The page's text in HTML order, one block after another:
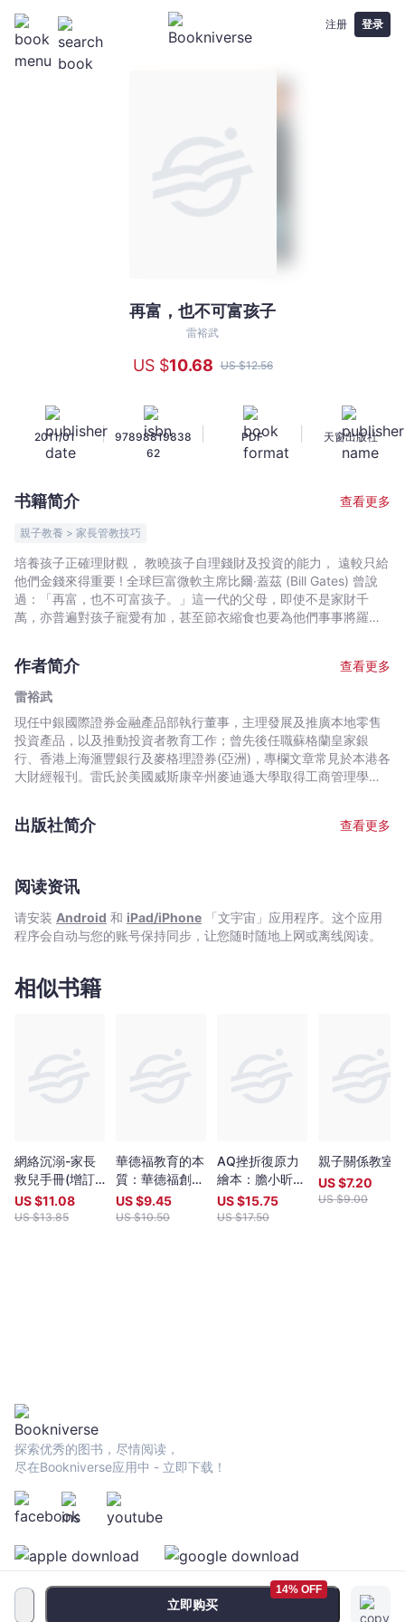
注册 登录
雷
裕
-
文
宇
｜
再富，也不可富孩子
雷裕武
US $10.68 US $12.56
2011/01 |
97898819838
62
PDF 天窗出版社
书籍简介 查看更多
親子教養 > 家長管教技巧
培養孩子正確理財觀， 教曉孩子自理錢財及投資的能力， 遠較只給
他們金錢來得重要 ! 全球巨富微軟主席比爾‧蓋茲 (Bill Gates) 曾說
過：「再富，也不可富孩子。」這一代的父母，即使不是家財千
萬，亦普遍對孩子寵愛有加，甚至節衣縮食也要為他們事事將羅，
長做「伸手黨」。 惟在物質豐裕的大環境下， 只講「儲蓄」、「節
儉」早已不合事宜，新世代父母亦無謂刻意營造「窮生活」，反應
與時並進，提高孩子對金錢的敏感度。而《再富，也不可富孩子》
就是新世代家長必讀的親子理財入門書。 《再富，也不可富孩子》
作者雷裕武為資深財金專家，亦為人父及教會領袖，此書正結合其
個人經驗和豐富財經知識。作者先正視「港孩」金錢觀的三大缺
失、「夾心父母」的困境，以及「影子父母」的理財盲點，娓娓道
母如何教曉孩子自理零用錢，自訂消費模式，更提出以「配對基
金」鼓勵孩子儲蓄及學習投資。本書配以親子理財遊戲和參考書籍
作者简介
查看更多
雷裕武
現任中銀國際證券金融產品部執行董事，主理發展及推廣本地零售
投資產品，以及推動投資者教育工作；曾先後任職蘇格蘭皇家銀
行、香港上海滙豐銀行及麥格理證券(亞洲)，專欄文章常見於本港各
大財經報刊。雷氏於美國威斯康辛州麥迪遜大學取得工商管理學學
入教會工作，特別是青少年服務。近年，他專注探討親子理財及建
往曾擔任香港公開大學《一人一大學》課程的兼任講師，負責理財
出版社简介 查看更多
阅读资讯
请安装 Android 和 iPad/iPhone 「文宇宙」应用程序。这个应用
程序会自动与您的账号保持同步，让您随时随地上网或离线阅读。
相似书籍
網絡沉溺-家長
救兒手冊(增訂
版)
US $11.08
US $13.85
華德福教育的本
質：華德福創始
人Steiner暢談
「身心靈全人教
US $9.45
US $10.50
AQ挫折復原力
繪本：膽小昕只
是很小心
US $15.75
US $17.50
親子關係教室
US $7.20
US $9.00
立即购买
14% OFF
探索优秀的图书，尽情阅读，
尽在Bookniverse应用中 - 立即下载！